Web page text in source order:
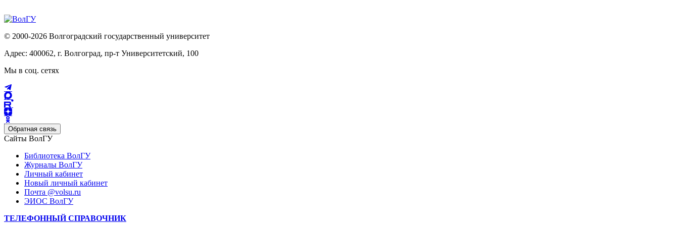
© 2000-2026 Волгоградский государственный университет
Адрес: 400062, г. Волгоград, пр-т Университетский, 100
Мы в соц. сетях
Обратная связь
Сайты ВолГУ
Библиотека ВолГУ
Журналы ВолГУ
Личный кабинет
Новый личный кабинет
Почта @volsu.ru
ЭИОС ВолГУ
ТЕЛЕФОННЫЙ СПРАВОЧНИК